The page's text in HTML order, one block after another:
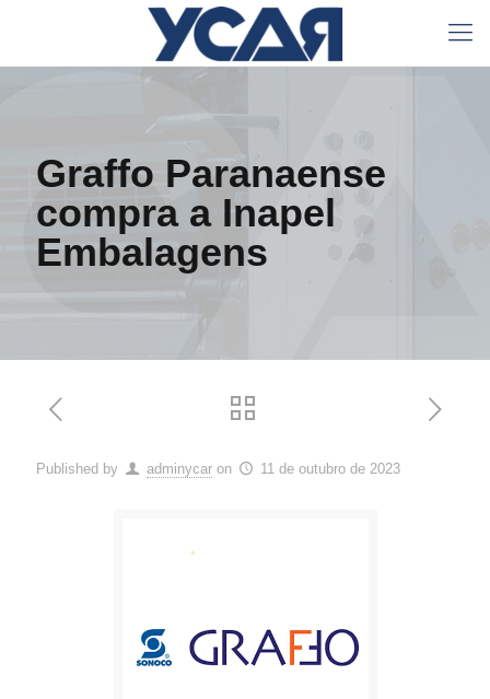
Graffo Paranaense
compra a Inapel
Embalagens
Published by adminycar on 11 de outubro de 2023